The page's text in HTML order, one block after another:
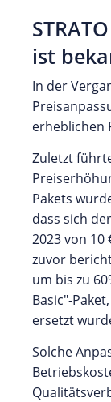
ist
In der
erheblichen
Zuletzt
Pakets
dass sich
2023 von 10
zuvor
um bis zu
Basic"-
ersetzt
Solche